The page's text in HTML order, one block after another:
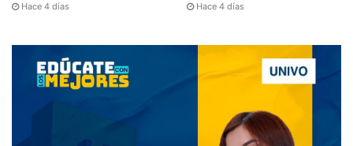
Hace 4 días Hace 4 días